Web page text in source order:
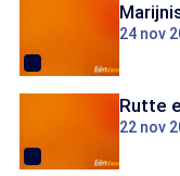
24 nov
Rutte
22 nov